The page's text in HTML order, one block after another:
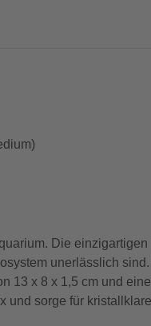
Die
unerlässlich
13 x 8 x 1,5 cm und
und sorge für